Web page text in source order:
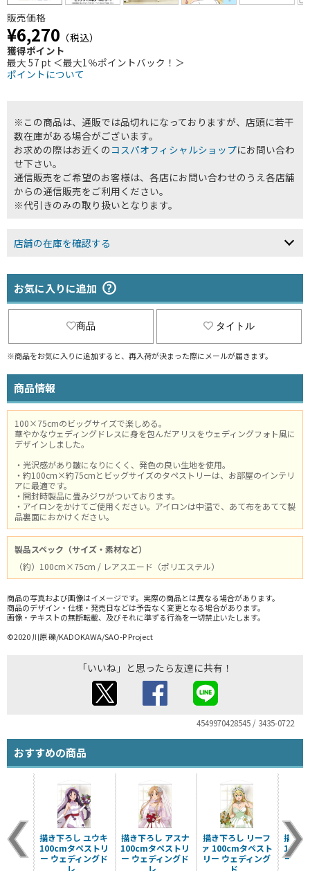
販売価格
¥6,270 （税込）
獲得ポイント
最大 57 pt ＜最大1％ポイントバック！＞
ポイントについて
※この商品は、通販では品切れになっておりますが、店頭に若干
数在庫がある場合がございます。
お求めの際はお近くの コスパオフィシャルショップにお問い合わ
せ下さい。
通信販売をご希望のお客様は、各店にお問い合わせのうえ各店舗
からの通信販売をご利用ください。
※代引きのみの取り扱いとなります。
店舗の在庫を確認する
お気に入りに追加
商品 タイトル
※商品をお気に入りに追加すると、再入荷が決まった際にメールが届きます。
商品情報
100×75cmのビッグサイズで楽しめる。
華やかなウェディングドレスに身を包んだアリスをウェディングフォト風に
デザインしました。
・光沢感があり皺になりにくく、発色の良い生地を使用。
・約100cm×約75cmとビッグサイズのタペストリーは、お部屋のインテリ
アに最適です。
・開封時製品に畳みジワがついております。
・アイロンをかけてご使用ください。アイロンは中温で、あて布をあてて製
品裏面におかけください。
製品スペック（サイズ・素材など）
（約）100cm×75cm / レアスエード（ポリエステル）
商品の写真および画像はイメージです。実際の商品とは異なる場合があります。
商品のデザイン・仕様・発売日などは予告なく変更となる場合があります。
画像・テキストの無断転載、及びそれに準ずる行為を一切禁止いたします。
©2020 川原 礫/KADOKAWA/SAO-P Project
「いいね」と思ったら友達に共有！
4549970428545 / 3435-0722
おすすめの商品
描き下ろし アスナ
100cmタペストリ
ー ウェディングド
レ..
描き下ろし リーフ
ァ 100cmタペスト
リー ウェディング
ド..
描き
ー ウ
描き下ろし ユウキ
100cmタペストリ
ー ウェディングド
レ..